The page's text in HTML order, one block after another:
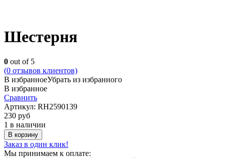
Шестерня
0 out of 5
(0 отзывов клиентов)
В избранноеУбрать из избранного
В избранное
Сравнить
Артикул: RH2590139
230 руб
1 в наличии
В корзину
Заказ в один клик!
Мы принимаем к оплате: